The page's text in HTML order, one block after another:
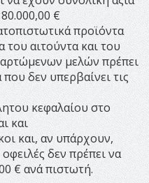
€
προϊόντα
του αιτούντα και του
μελών πρέπει
δεν υπερβαίνει τις
κεφαλαίου στο
και
και, αν υπάρχουν,
δεν πρέπει να
€ ανά πιστωτή.